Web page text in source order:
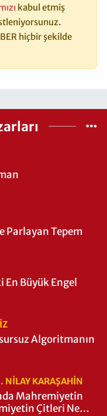
kabul etmiş
hiçbir şekilde
Parlayan Tepem
Büyük Engel
Algoritmanın
NILAY KARAŞAHİN
Mahremiyetin
Çitleri Ne